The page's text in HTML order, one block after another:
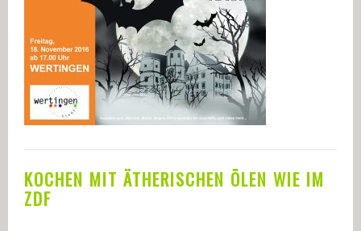
KOCHEN MIT ÄTHERISCHEN ÖLEN WIE IM
ZDF